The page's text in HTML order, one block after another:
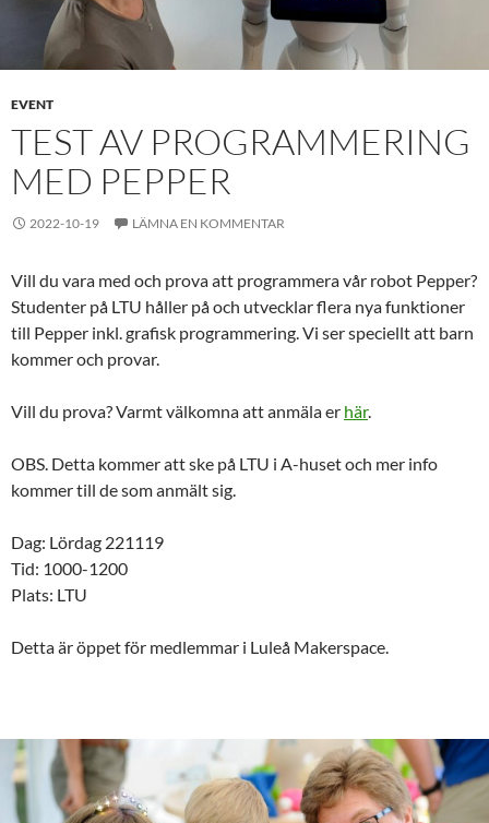
EVENT
TEST AV PROGRAMMERING
MED PEPPER
2022-10-19 LÄMNA EN KOMMENTAR
Vill du vara med och prova att programmera vår robot Pepper?
Studenter på LTU håller på och utvecklar flera nya funktioner
till Pepper inkl. grafisk programmering. Vi ser speciellt att barn
kommer och provar.
Vill du prova? Varmt välkomna att anmäla er här.
OBS. Detta kommer att ske på LTU i A-huset och mer info
kommer till de som anmält sig.
Dag: Lördag 221119
Tid: 1000-1200
Plats: LTU
Detta är öppet för medlemmar i Luleå Makerspace.